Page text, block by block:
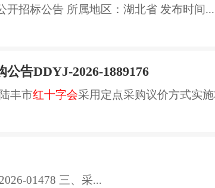
开招标公告 所属地区：湖北省 发布时间...
告DDYJ-2026-1889176
丰市红十字会采用定点采购议价方式实
01478 三、采...